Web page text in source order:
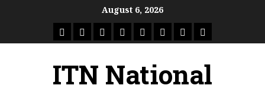
August 6, 2026
राष्ट्रीयताजा
उत्तर
मध्य
राजस्थान
पंजाब गुजरातमहाराष्ट्र
ITN National